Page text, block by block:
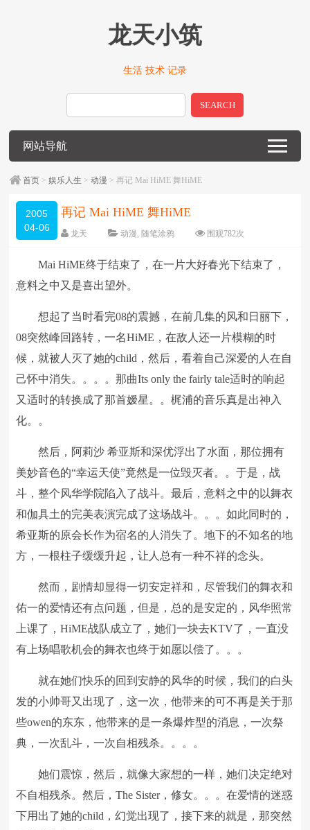
龙天小筑
生活 技术 记录
SEARCH
网站导航
首页 >娱乐人生 >动漫 > 再记 Mai HiME 舞HiME
2005
04-06
再记 Mai HiME 舞HiME
龙天 动漫, 随笔涂鸦 围观782次
字体： 大 中 小
Mai HiME终于结束了，在一片大好春光下结束了，
意料之中又是喜出望外。
想起了当时看完08的震撼，在前几集的风和日丽下，
08突然峰回路转，一名HiME，在敌人还一片模糊的时
候，就被人灭了她的child，然后，看着自己深爱的人在自
己怀中消失。。。。那曲Its only the fairly tale适时的响起
又适时的转换成了那首嫒星。。梶浦的音乐真是出神入
化。。
然后，阿莉沙 希亚斯和深优浮出了水面，那位拥有
美妙音色的“幸运天使”竟然是一位毁灭者。。于是，战
斗，整个风华学院陷入了战斗。最后，意料之中的以舞衣
和伽具土的完美表演完成了这场战斗。。。如此同时的，
希亚斯的原会长作为宿名的人消失了。地下的不知名的地
方，一根柱子缓缓升起，让人总有一种不祥的念头。
然而，剧情却显得一切安定祥和，尽管我们的舞衣和
佑一的爱情还有点问题，但是，总的是安定的，风华照常
上课了，HiME战队成立了，她们一块去KTV了，一直没
有上场唱歌机会的舞衣也终于如愿以偿了。。。
就在她们快乐的回到安静的风华的时候，我们的白头
发的小帅哥又出现了，这一次，他带来的可不再是关于那
些owen的东东，他带来的是一条爆炸型的消息，一次祭
典，一次乱斗，一次自相残杀。。。。
她们震惊，然后，就像大家想的一样，她们决定绝对
不自相残杀。然后，The Sister，修女。。。在爱情的迷惑
下用出了她的child，幻觉出现了，接下来的就是，那突然